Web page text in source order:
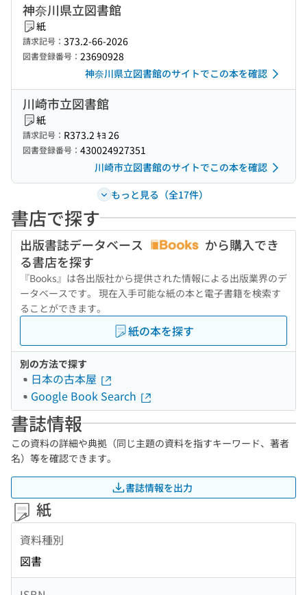
神奈川県立図書館
紙
請求記号： 373.2-66-2026
図書登録番号： 23690928
神奈川県立図書館のサイトでこの本を確認
川崎市立図書館
紙
請求記号： R373.2 ｷﾖ 26
図書登録番号： 430024927351
川崎市立図書館のサイトでこの本を確認
もっと見る（全17件）
書店で探す
出版書誌データベース
から購入でき
る書店を探す
『Books』は各出版社から提供された情報による出版業界のデ
ータベースです。 現在入手可能な紙の本と電子書籍を検索す
ることができます。
紙の本を探す
別の方法で探す
日本の古本屋
Google Book Search
書誌情報
この資料の詳細や典拠（同じ主題の資料を指すキーワード、著者
名）等を確認できます。
書誌情報を出力
紙
資料種別
図書